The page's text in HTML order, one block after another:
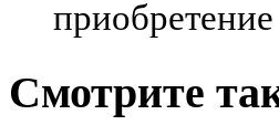
Смотрите